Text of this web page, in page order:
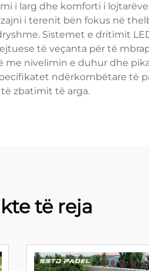
i larg dhe komforti i
i terenit bën fokus në
Sistemet e dritimit
të veçanta për të
nivelimin e duhur dhe
ndërkombëtare të
zbatimit të arga.
të reja